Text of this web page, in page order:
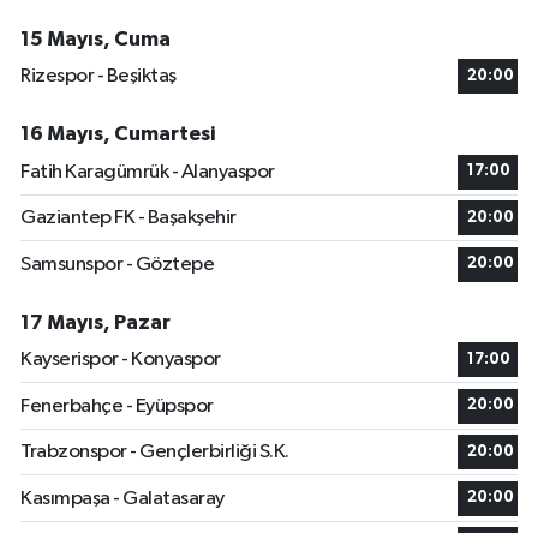
15 Mayıs, Cuma
Rizespor - Beşiktaş
20:00
16 Mayıs, Cumartesi
Fatih Karagümrük - Alanyaspor
17:00
Gaziantep FK - Başakşehir 20:00
Samsunspor - Göztepe 20:00
17 Mayıs, Pazar
Kayserispor - Konyaspor
17:00
Fenerbahçe - Eyüpspor 20:00
Trabzonspor - Gençlerbirliği S.K. 20:00
Kasımpaşa - Galatasaray 20:00